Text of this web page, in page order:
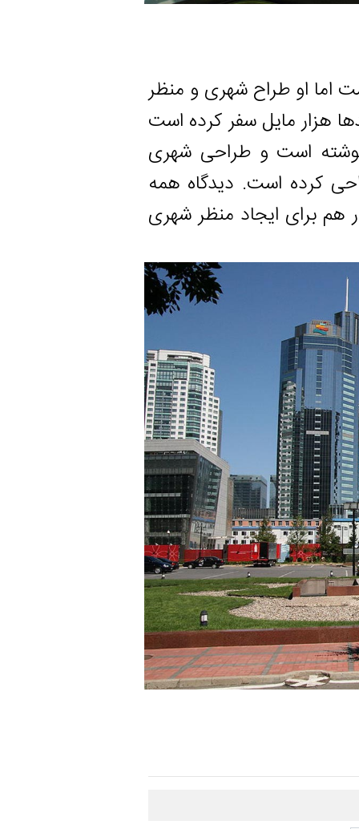
طراح شهری و منظر
مایل سفر کرده است
است و طراحی شهری
است. دیدگاه همه
ایجاد منظر شهری